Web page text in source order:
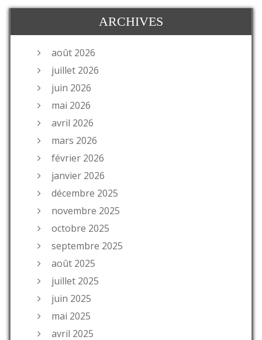
ARCHIVES
août 2026
juillet 2026
juin 2026
mai 2026
avril 2026
mars 2026
février 2026
janvier 2026
décembre 2025
novembre 2025
octobre 2025
septembre 2025
août 2025
juillet 2025
juin 2025
mai 2025
avril 2025